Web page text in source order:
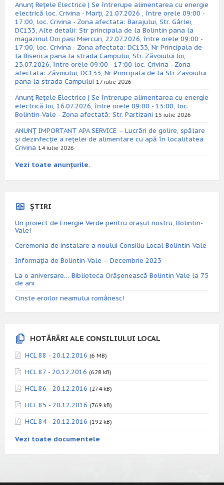
Anunț Rețele Electrice | Se întrerupe alimentarea cu energie
electrică loc. Crivina - Marți, 21.07.2026 , între orele 09:00 -
17:00, loc. Crivina - Zona afectata: Barajului, Str. Gârlei,
DC133, Alte detalii: Str principala de la Bolintin pana la
magazinul Doi pasi Miercuri, 22.07.2026, între orele 09:00 -
17:00, loc. Crivina - Zona afectata: DC133, Nr Principala de
la Biserica pana la strada Campului, Str. Zăvoiului Joi,
23.07.2026, între orele 09:00 - 17:00 loc. Crivina - Zona
afectata: Zăvoiului, DC133, Nr Principala de la Str Zavoiului
pana la strada Campului 17 iulie 2026
Anunț Rețele Electrice | Se întrerupe alimentarea cu energie
electrică Joi, 16.07.2026, între orele 09:00 - 13:00, loc.
Bolintin-Vale - Zona afectată: Str. Partizani 15 iulie 2026
ANUNȚ IMPORTANT APA SERVICE – Lucrări de golire, spălare
și dezinfecție a rețelei de alimentare cu apă în localitatea
Crivina 14 iulie 2026
Vezi toate anunțurile.
ȘTIRI
Un proiect de Energie Verde pentru orașul nostru, Bolintin-
Vale!
Ceremonia de instalare a noului Consiliu Local Bolintin-Vale
Informația de Bolintin-Vale – Decembrie 2023
La o aniversare… Biblioteca Orăşenească Bolintin Vale la 75
de ani
Cinste eroilor neamului românesc!
HOTĂRÂRI ALE CONSILIULUI LOCAL
HCL 88 - 20.12.2016 (6 MB)
HCL 87 - 20.12.2016 (628 kB)
HCL 86 - 20.12.2016 (274 kB)
HCL 85 - 20.12.2016 (769 kB)
HCL 84 - 20.12.2016 (192 kB)
Vezi toate documentele